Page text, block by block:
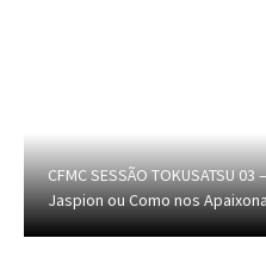
CFMC SESSÃO TOKUSATSU
Jaspion ou Como nos